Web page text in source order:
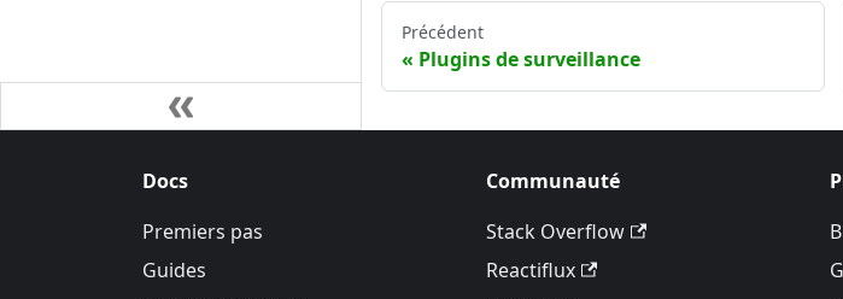
Précédent
Plugins de surveillance
Docs
Premiers pas
Guides
Communauté
Stack Overflow
Reactiflux